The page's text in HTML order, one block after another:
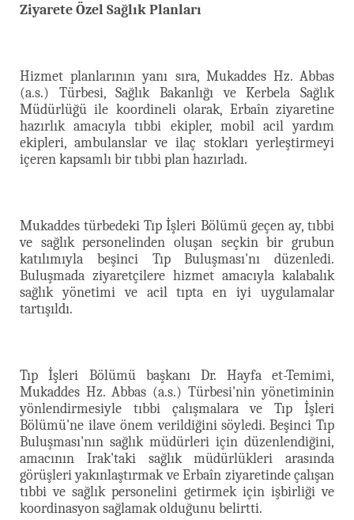
Ziyarete Özel Sağlık Planları
Hizmet planlarının yanı sıra, Mukaddes Hz. Abbas
(a.s.) Türbesi, Sağlık Bakanlığı ve Kerbela Sağlık
Müdürlüğü ile koordineli olarak, Erbaîn ziyaretine
hazırlık amacıyla tıbbi ekipler, mobil acil yardım
ekipleri, ambulanslar ve ilaç stokları yerleştirmeyi
içeren kapsamlı bir tıbbi plan hazırladı.
Mukaddes türbedeki Tıp İşleri Bölümü geçen ay, tıbbi
ve sağlık personelinden oluşan seçkin bir grubun
katılımıyla beşinci Tıp Buluşması'nı düzenledi.
Buluşmada ziyaretçilere hizmet amacıyla kalabalık
sağlık yönetimi ve acil tıpta en iyi uygulamalar
tartışıldı.
Tıp İşleri Bölümü başkanı Dr. Hayfa et-Temimi,
Mukaddes Hz. Abbas (a.s.) Türbesi'nin yönetiminin
yönlendirmesiyle tıbbi çalışmalara ve Tıp İşleri
Bölümü'ne ilave önem verildiğini söyledi. Beşinci Tıp
Buluşması'nın sağlık müdürleri için düzenlendiğini,
amacının Irak'taki sağlık müdürlükleri arasında
görüşleri yakınlaştırmak ve Erbaîn ziyaretinde çalışan
tıbbi ve sağlık personelini getirmek için işbirliği ve
koordinasyon sağlamak olduğunu belirtti.